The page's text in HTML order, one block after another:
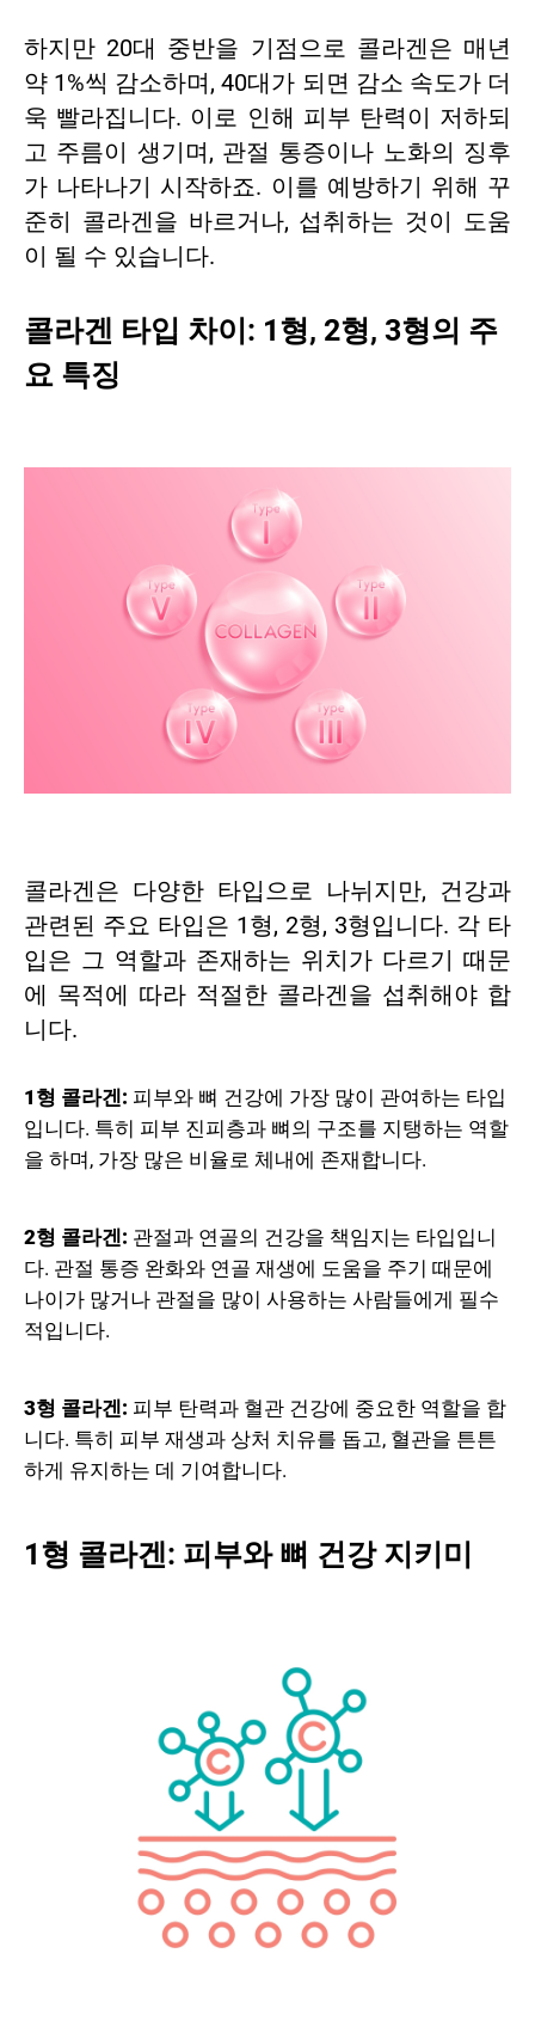
하지만 20대 중반을 기점으로 콜라겐은 매년
약 1%씩 감소하며, 40대가 되면 감소 속도가 더
욱 빨라집니다. 이로 인해 피부 탄력이 저하되
고 주름이 생기며, 관절 통증이나 노화의 징후
가 나타나기 시작하죠. 이를 예방하기 위해 꾸
준히 콜라겐을 바르거나, 섭취하는 것이 도움
이 될 수 있습니다.
콜라겐 타입 차이: 1형, 2형, 3형의 주
요 특징
콜라겐은 다양한 타입으로 나뉘지만, 건강과
관련된 주요 타입은 1형, 2형, 3형입니다. 각 타
입은 그 역할과 존재하는 위치가 다르기 때문
에 목적에 따라 적절한 콜라겐을 섭취해야 합
니다.
1형 콜라겐: 피부와 뼈 건강에 가장 많이 관여하는 타입
입니다. 특히 피부 진피층과 뼈의 구조를 지탱하는 역할
을 하며, 가장 많은 비율로 체내에 존재합니다.
2형 콜라겐: 관절과 연골의 건강을 책임지는 타입입니
다. 관절 통증 완화와 연골 재생에 도움을 주기 때문에
나이가 많거나 관절을 많이 사용하는 사람들에게 필수
적입니다.
3형 콜라겐: 피부 탄력과 혈관 건강에 중요한 역할을 합
니다. 특히 피부 재생과 상처 치유를 돕고, 혈관을 튼튼
하게 유지하는 데 기여합니다.
1형 콜라겐: 피부와 뼈 건강 지키미